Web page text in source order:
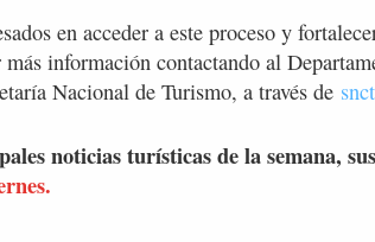
en acceder a este proceso y
información contactando al
Nacional de Turismo, a través de
noticias turísticas de la semana,